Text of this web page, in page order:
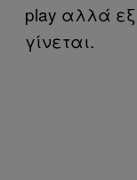
play αλλά
γίνεται.